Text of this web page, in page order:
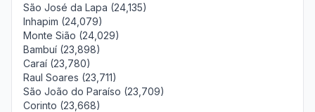
São José da Lapa (24,135)
Inhapim (24,079)
Monte Sião (24,029)
Bambuí (23,898)
Caraí (23,780)
Raul Soares (23,711)
São João do Paraíso (23,709)
Corinto (23,668)